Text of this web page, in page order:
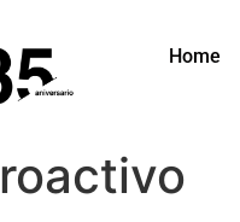
Home